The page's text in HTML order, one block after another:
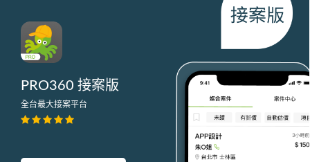
PRO360 接案版
全台最大接案平台